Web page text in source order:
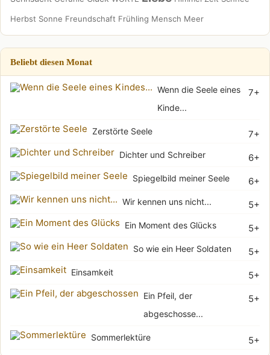
Herbst Sonne Freundschaft Frühling Mensch Meer
Beliebt diesen Monat
7+
Wenn die Seele eines
Kinde...
7+
Zerstörte Seele
6+
Dichter und Schreiber
6+
Spiegelbild meiner Seele
5+
Wir kennen uns nicht...
5+
Ein Moment des Glücks
5+
So wie ein Heer Soldaten
5+
Einsamkeit
5+
Ein Pfeil, der
abgeschosse...
5+
Sommerlektüre